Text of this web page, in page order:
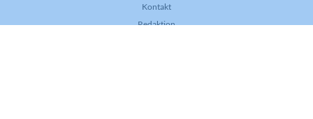
Kontakt
Redaktion